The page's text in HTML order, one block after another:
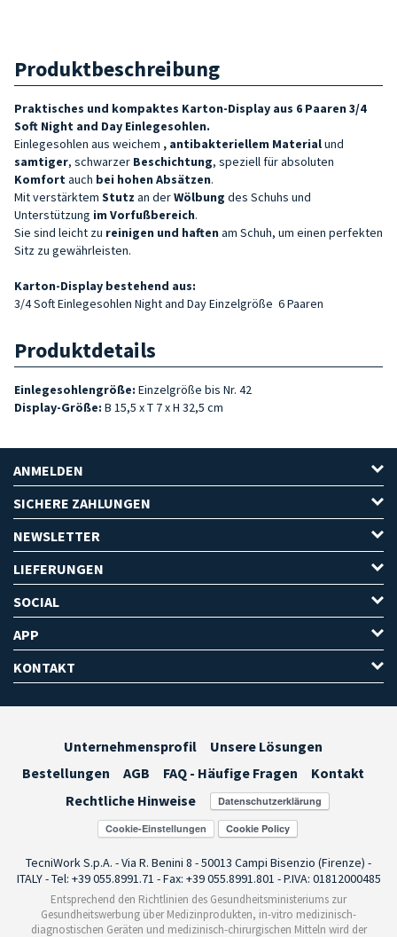
Produktbeschreibung
Praktisches und kompaktes Karton-Display aus 6 Paaren 3/4
Soft Night and Day Einlegesohlen.
Einlegesohlen aus weichem , antibakteriellem Materialund
samtiger, schwarzer Beschichtung, speziell für absoluten
Komfort auch bei hohen Absätzen.
Mit verstärktem Stutz an derWölbung des Schuhs und
Unterstützung im Vorfußbereich.
Sie sind leicht zu reinigen und haften am Schuh, um einen perfekten
Sitz zu gewährleisten.
Karton-Display bestehend aus:
3/4 Soft Einlegesohlen Night and DayEinzelgröße 6 Paaren
Produktdetails
Einlegesohlengröße: Einzelgröße bis Nr. 42
Display-Größe: B 15,5 x T 7 x H 32,5 cm
ANMELDEN
SICHERE ZAHLUNGEN
NEWSLETTER
LIEFERUNGEN
SOCIAL
APP
KONTAKT
Unternehmensprofil
Unsere Lösungen
Bestellungen
AGB FAQ - Häufige Fragen
Kontakt
Rechtliche Hinweise
Cookie-Einstellungen
TecniWork S.p.A. - Via R. Benini 8 - 50013 Campi Bisenzio (Firenze) -
ITALY - Tel: +39 055.8991.71 - Fax: +39 055.8991.801 - P.IVA: 01812000485
Entsprechend den Richtlinien des Gesundheitsministeriums zur
Gesundheitswerbung über Medizinprodukten, in-vitro medizinisch-
diagnostischen Geräten und medizinisch-chirurgischen Mitteln wird der